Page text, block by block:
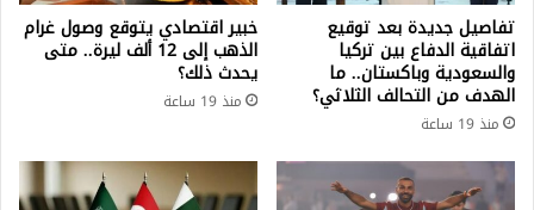
تفاصيل جديدة بعد توقيع
اتفاقية الدفاع بين تركيا
والسعودية وباكستان.. ما
الهدف من التحالف الثلاثي؟
منذ 19 ساعة
خبير اقتصادي يتوقع وصول غرام
الذهب إلى 12 ألف ليرة.. متى
يحدث ذلك؟
منذ 19 ساعة